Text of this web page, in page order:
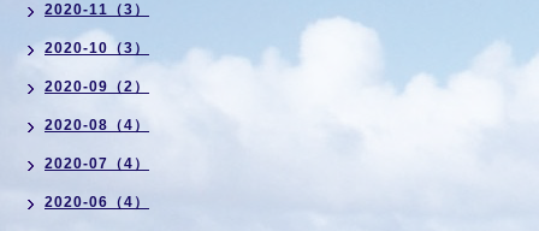
2020-11（3）
2020-10（3）
2020-09（2）
2020-08（4）
2020-07（4）
2020-06（4）